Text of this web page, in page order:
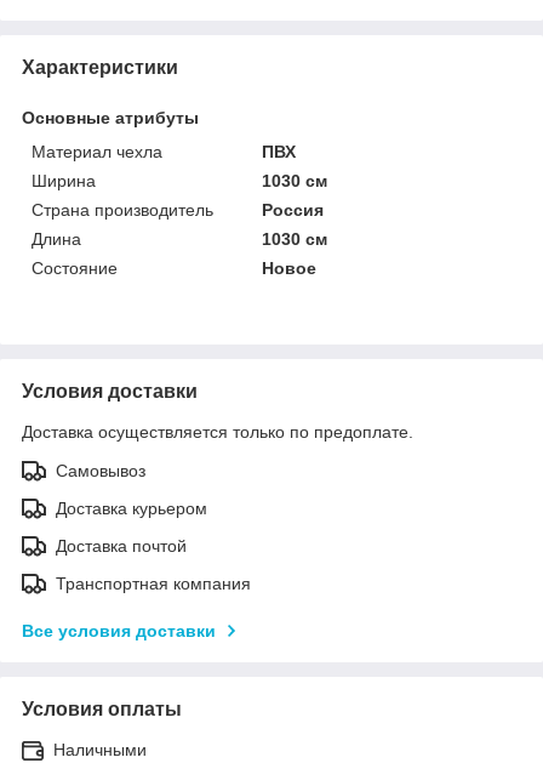
Характеристики
Основные атрибуты
Материал чехла
ПВХ
Ширина
1030 см
Страна производитель
Россия
Длина
1030 см
Состояние
Новое
Условия доставки
Доставка осуществляется только по предоплате.
Самовывоз
Доставка курьером
Доставка почтой
Транспортная компания
Все условия доставки
Условия оплаты
Наличными